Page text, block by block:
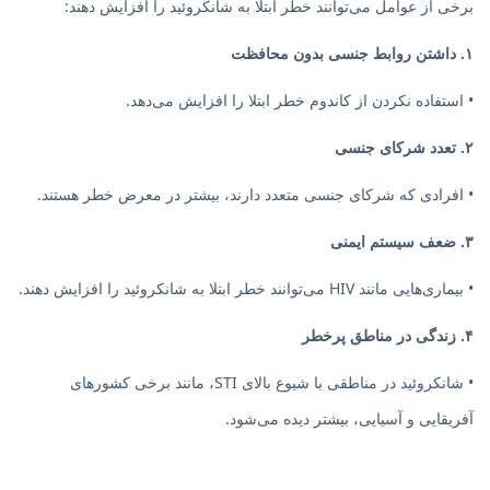
برخی از عوامل می‌توانند خطر ابتلا به شانکروئید را افزایش دهند:
۱. داشتن روابط جنسی بدون محافظت
• استفاده نکردن از کاندوم خطر ابتلا را افزایش می‌دهد.
۲. تعدد شرکای جنسی
• افرادی که شرکای جنسی متعدد دارند، بیشتر در معرض خطر هستند.
۳. ضعف سیستم ایمنی
• بیماری‌هایی مانند HIV می‌توانند خطر ابتلا به شانکروئید را افزایش دهند.
۴. زندگی در مناطق پرخطر
• شانکروئید در مناطقی با شیوع بالای STI، مانند برخی کشورهای
آفریقایی و آسیایی، بیشتر دیده می‌شود.